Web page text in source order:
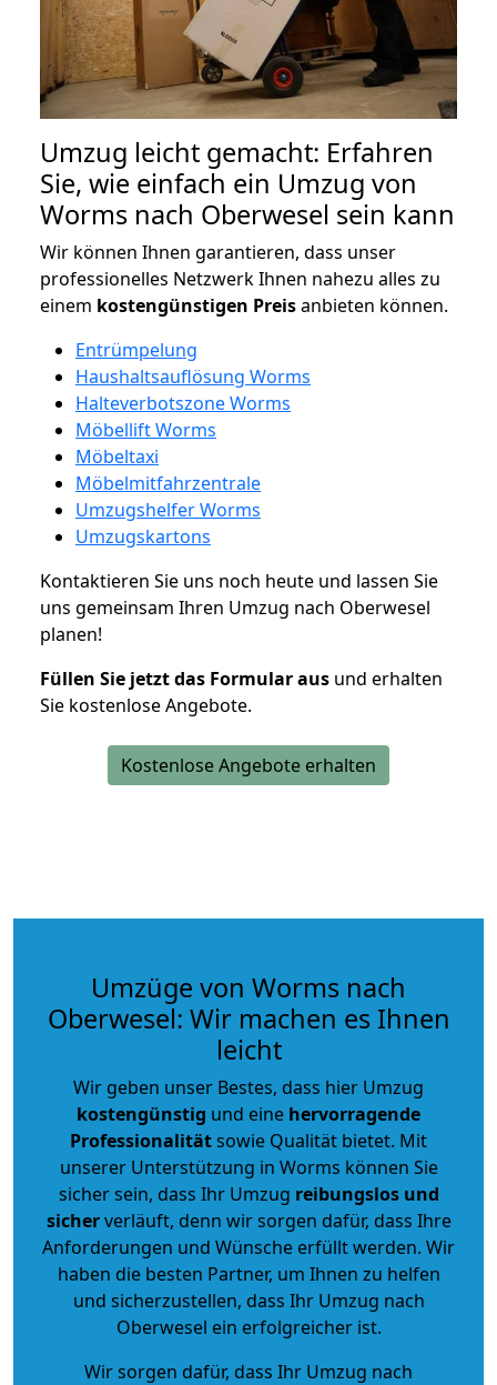
Umzug leicht gemacht: Erfahren
Sie, wie einfach ein Umzug von
Worms nach Oberwesel sein kann
Wir können Ihnen garantieren, dass unser
professionelles Netzwerk Ihnen nahezu alles zu
einem kostengünstigen Preisanbieten können.
Entrümpelung
Haushaltsauflösung Worms
Halteverbotszone Worms
Möbellift Worms
Möbeltaxi
Möbelmitfahrzentrale
Umzugshelfer Worms
Umzugskartons
Kontaktieren Sie uns noch heute und lassen Sie
uns gemeinsam Ihren Umzug nach Oberwesel
planen!
Füllen Sie jetzt das Formular aus und erhalten
Sie kostenlose Angebote.
Kostenlose Angebote erhalten
Umzüge von Worms nach
Oberwesel: Wir machen es Ihnen
leicht
Wir geben unser Bestes, dass hier Umzug
kostengünstig und eine hervorragende
Professionalitätsowie Qualität bietet. Mit
unserer Unterstützung in Worms können Sie
sicher sein, dass Ihr Umzug reibungslos und
sicherverläuft, denn wir sorgen dafür, dass Ihre
Anforderungen und Wünsche erfüllt werden. Wir
haben die besten Partner, um Ihnen zu helfen
und sicherzustellen, dass Ihr Umzug nach
Oberwesel ein erfolgreicher ist.
Wir sorgen dafür, dass Ihr Umzug nach